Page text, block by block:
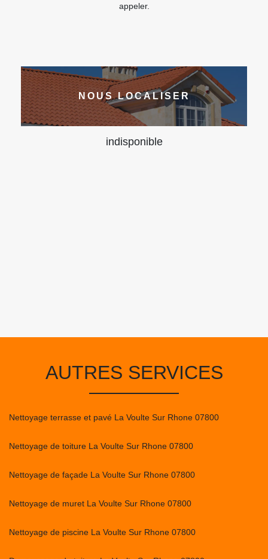
appeler.
NOUS LOCALISER
indisponible
AUTRES SERVICES
Nettoyage terrasse et pavé La Voulte Sur Rhone 07800
Nettoyage de toiture La Voulte Sur Rhone 07800
Nettoyage de façade La Voulte Sur Rhone 07800
Nettoyage de muret La Voulte Sur Rhone 07800
Nettoyage de piscine La Voulte Sur Rhone 07800